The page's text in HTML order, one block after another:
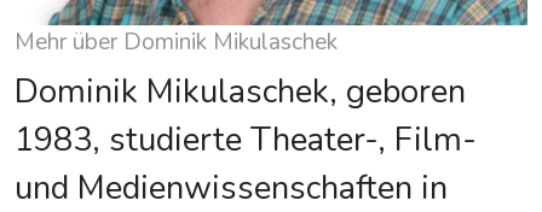
Mehr über Dominik Mikulaschek
Dominik Mikulaschek, geboren
1983, studierte Theater-, Film-
und Medienwissenschaften in